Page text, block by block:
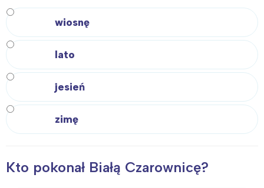
wiosnę
lato
jesień
zimę
Kto pokonał Białą Czarownicę?
Wybieram